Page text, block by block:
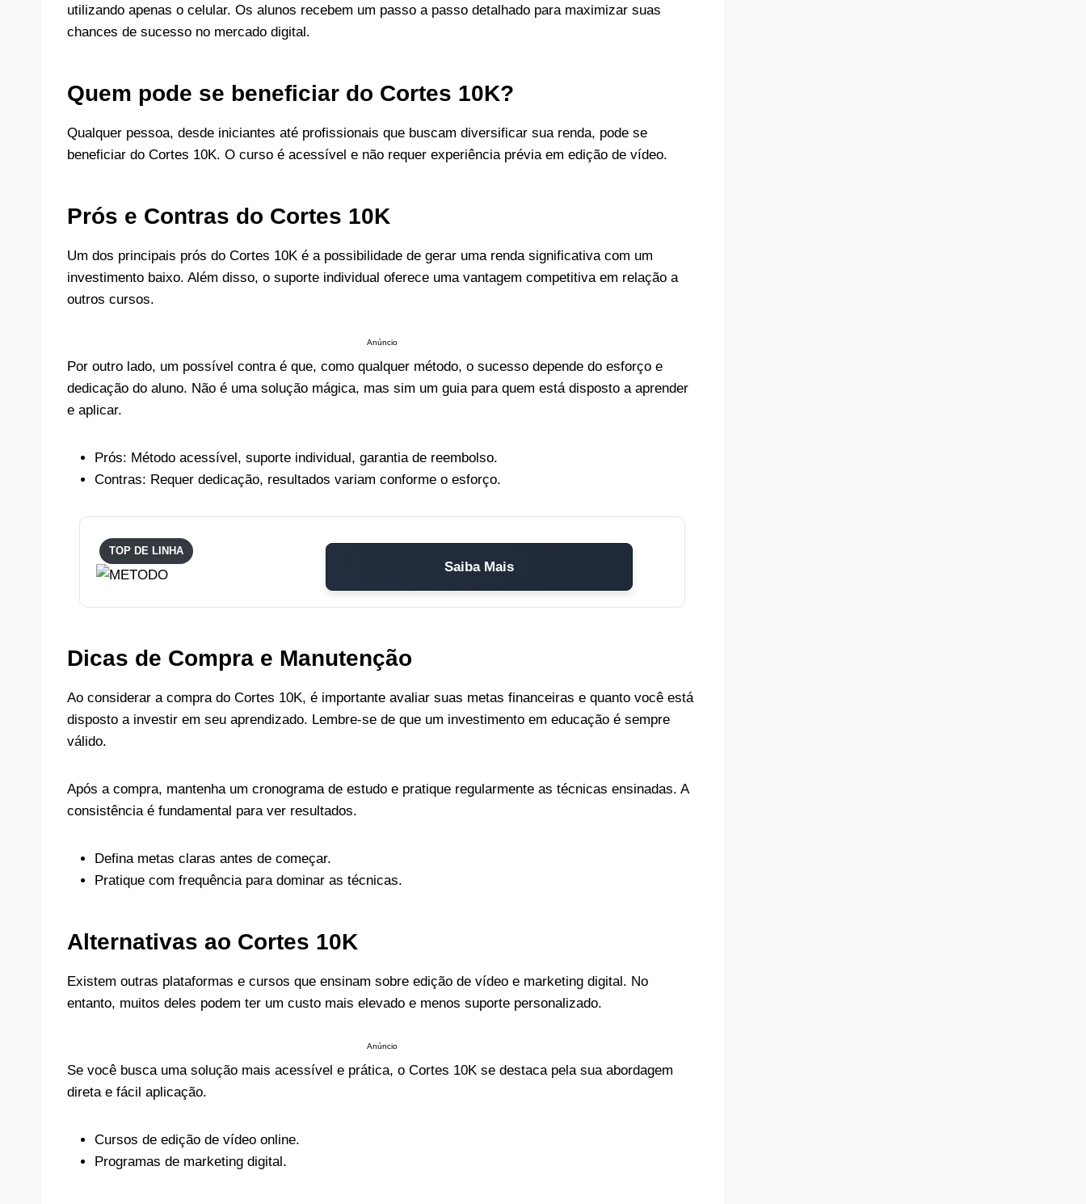
utilizando apenas o celular. Os alunos recebem um passo a passo detalhado para maximizar suas
chances de sucesso no mercado digital.
Quem pode se beneficiar do Cortes 10K?
Qualquer pessoa, desde iniciantes até profissionais que buscam diversificar sua renda, pode se
beneficiar do Cortes 10K. O curso é acessível e não requer experiência prévia em edição de vídeo.
Prós e Contras do Cortes 10K
Um dos principais prós do Cortes 10K é a possibilidade de gerar uma renda significativa com um
investimento baixo. Além disso, o suporte individual oferece uma vantagem competitiva em relação a
outros cursos.
Anúncio
Por outro lado, um possível contra é que, como qualquer método, o sucesso depende do esforço e
dedicação do aluno. Não é uma solução mágica, mas sim um guia para quem está disposto a aprender
e aplicar.
Prós: Método acessível, suporte individual, garantia de reembolso.
Contras: Requer dedicação, resultados variam conforme o esforço.
TOP DE LINHA
Saiba Mais
Dicas de Compra e Manutenção
Ao considerar a compra do Cortes 10K, é importante avaliar suas metas financeiras e quanto você está
disposto a investir em seu aprendizado. Lembre-se de que um investimento em educação é sempre
válido.
Após a compra, mantenha um cronograma de estudo e pratique regularmente as técnicas ensinadas. A
consistência é fundamental para ver resultados.
Defina metas claras antes de começar.
Pratique com frequência para dominar as técnicas.
Alternativas ao Cortes 10K
Existem outras plataformas e cursos que ensinam sobre edição de vídeo e marketing digital. No
entanto, muitos deles podem ter um custo mais elevado e menos suporte personalizado.
Anúncio
Se você busca uma solução mais acessível e prática, o Cortes 10K se destaca pela sua abordagem
direta e fácil aplicação.
Cursos de edição de vídeo online.
Programas de marketing digital.